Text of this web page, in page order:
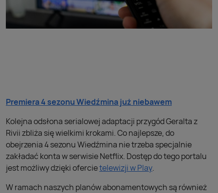
Premiera 4 sezonu Wiedźmina już niebawem
Kolejna odsłona serialowej adaptacji przygód Geralta z
Rivii zbliża się wielkimi krokami. Co najlepsze, do
obejrzenia 4 sezonu Wiedźmina nie trzeba specjalnie
zakładać konta w serwisie Netflix. Dostęp do tego portalu
jest możliwy dzięki ofercietelewizji w Play.
W ramach naszych planów abonamentowych są również